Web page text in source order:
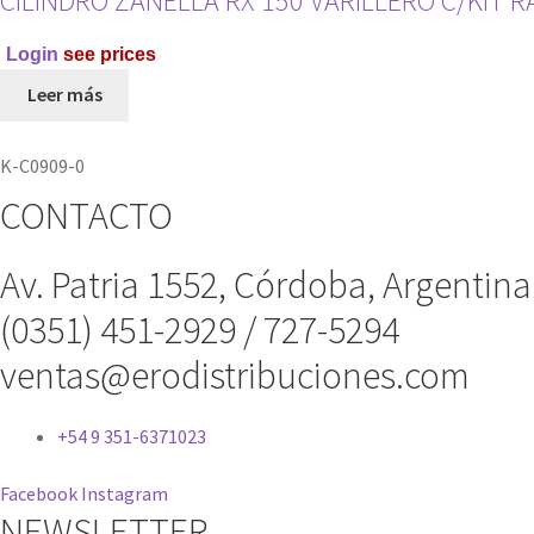
K-C0909-0
Login see prices
Leer más
CONTACTO
Av. Patria 1552, Córdoba, Argentina
(0351) 451-2929 / 727-5294
ventas@erodistribuciones.com
+54 9 351-6371023
Facebook Instagram